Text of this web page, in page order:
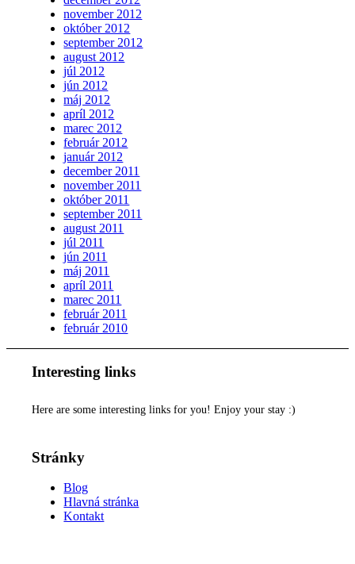
november 2012
október 2012
september 2012
august 2012
júl 2012
jún 2012
máj 2012
apríl 2012
marec 2012
február 2012
január 2012
december 2011
november 2011
október 2011
september 2011
august 2011
júl 2011
jún 2011
máj 2011
apríl 2011
marec 2011
február 2011
február 2010
Interesting links
Here are some interesting links for you! Enjoy your stay :)
Stránky
Blog
Hlavná stránka
Kontakt